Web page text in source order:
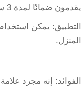
يقدمون ضمانًا لمدة 3 سنوات يعكس جودة خزاناتهم.
التطبيق: يمكن
المنزل.
الفوائد: إنه مجرد